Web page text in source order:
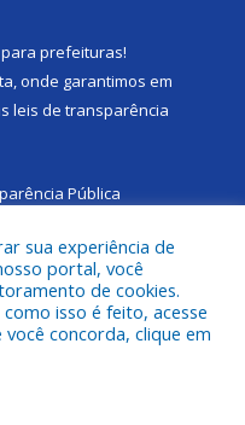
prefeituras!
onde garantimos em
leis de transparência
Pública
Municipal de Cachoeira
sua experiência de
portal, você
de cookies.
isso é feito, acesse
você concorda, clique em